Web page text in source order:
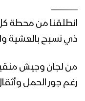
1443هـ
مونتاج
1443هـ
ـــــــــــــــــــــــــــ
انطلقنا من محطة
ذي نسبح بالعشية
من لجان وجيش
رغم جور الحمل